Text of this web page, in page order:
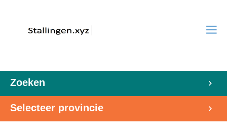
Zoeken
Selecteer provincie